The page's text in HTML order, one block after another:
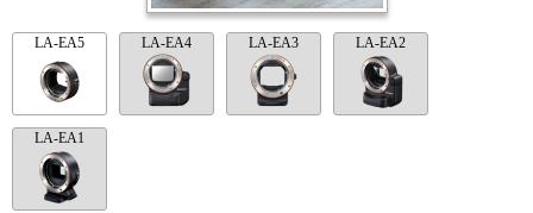
LA-EA5 LA-EA4 LA-EA3 LA-EA2
LA-EA1